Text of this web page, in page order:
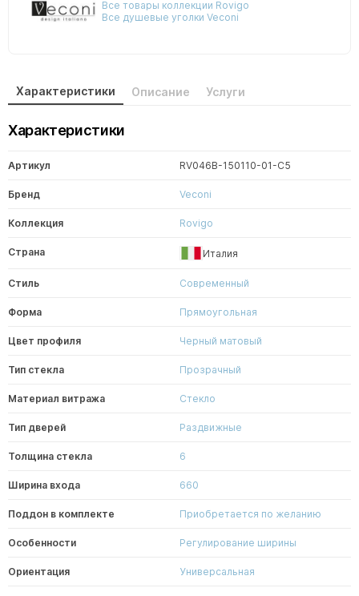
Все товары коллекции Rovigo
Все душевые уголки Veconi
Характеристики Описание Услуги
Характеристики
Артикул RV046B-150110-01-C5
Бренд Veconi
Коллекция Rovigo
Страна Италия
Стиль Современный
Форма Прямоугольная
Цвет профиля Черный матовый
Тип стекла Прозрачный
Материал витража Стекло
Тип дверей Раздвижные
Толщина стекла 6
Ширина входа 660
Поддон в комплекте Приобретается по желанию
Особенности Регулирование ширины
Ориентация Универсальная